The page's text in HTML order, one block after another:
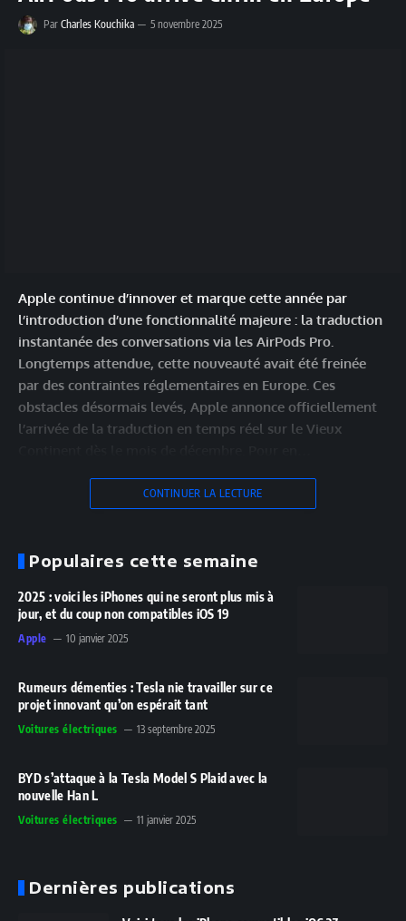
Par Charles Kouchika 5 novembre 2025
Apple continue d’innover et marque cette année par
l’introduction d’une fonctionnalité majeure : la traduction
instantanée des conversations via les AirPods Pro.
Longtemps attendue, cette nouveauté avait été freinée
par des contraintes réglementaires en Europe. Ces
obstacles désormais levés, Apple annonce officiellement
l’arrivée de la traduction en temps réel sur le Vieux
CONTINUER LA LECTURE
Populaires cette semaine
2025 : voici les iPhones qui ne seront plus mis à
jour, et du coup non compatibles iOS 19
Apple 10 janvier 2025
Rumeurs démenties : Tesla nie travailler sur ce
projet innovant qu’on espérait tant
Voitures électriques 13 septembre 2025
BYD s’attaque à la Tesla Model S Plaid avec la
nouvelle Han L
Voitures électriques 11 janvier 2025
Dernières publications